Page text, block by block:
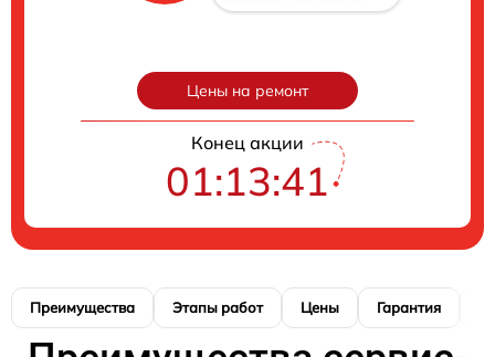
Цены на ремонт
Конец акции
01:13:40
Преимущества Этапы работ Цены Гарантия